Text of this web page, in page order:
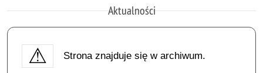
Aktualności
Strona znajduje się w archiwum.